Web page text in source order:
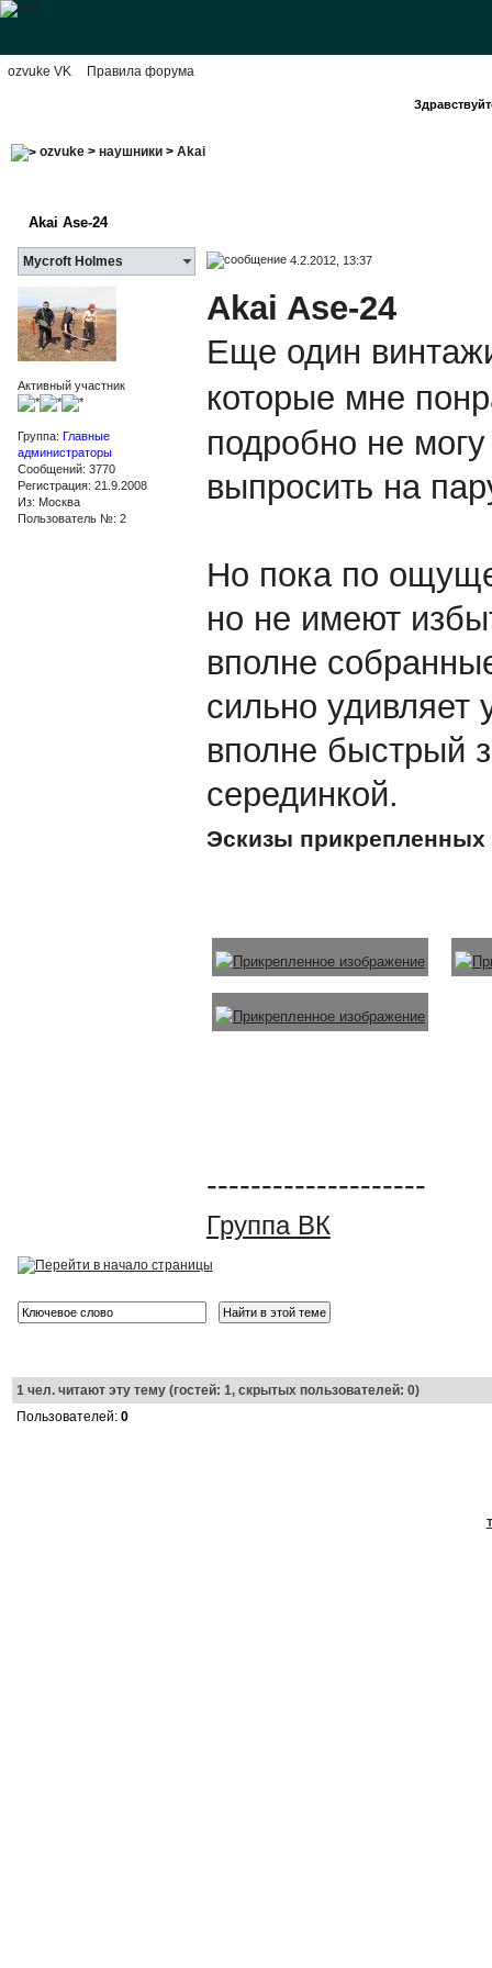
ozvuke VK Правила форума
ozvuke> наушники> Akai
Akai Ase-24
Mycroft Holmes 4.2.2012, 13:37
Активный участник
Группа: Главные
администраторы
Сообщений: 3770
Регистрация: 21.9.2008
Из: Москва
Пользователь №: 2
Akai Ase-24
Еще один
которые мне
подробно не
выпросить на
Но пока по
но не имеют
вполне
сильно удивляет
вполне быстрый
серединкой.
Эскизы прикрепленных
--------------------
Группа ВК
1чел. читают эту тему (гостей: 1, скрытых пользователей: 0)
Пользователей: 0